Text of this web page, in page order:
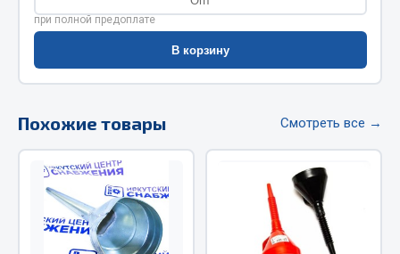
Весь раздел
РТИ
Кольца уплотнительные
Лента конвейерная
при полной предоплате
В корзину
Похожие товары Смотреть все →